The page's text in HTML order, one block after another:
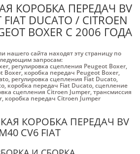
КОРОБКА ПЕРЕДАЧ BV
DUCATO / CITROEN
BOXER С 2006 ГОДА
нашего сайта находят эту страницу по
запросам:
,регулировка сцепления Peugeot Boxer,
Boxer, коробка передач Peugeot Boxer,
, регулировка сцепления Fiat Ducato,
, коробка передач Fiat Ducato,сцепление
сцепления Citroen Jumper,трансмиссия
, коробка передач Citroen Jumper
КОРОБКА ПЕРЕДАЧ BV
M40 CV6 FIAT